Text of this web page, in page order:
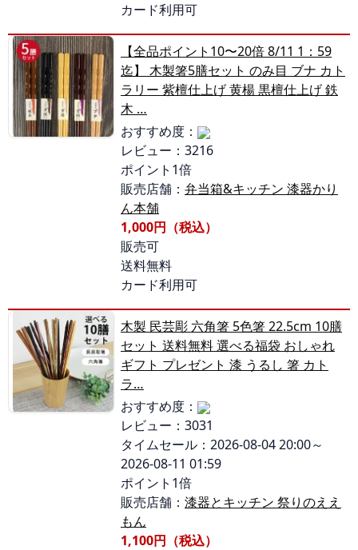
カード利用可
【全品ポイント10〜20倍 8/11 1：59
迄】 木製箸5膳セット のみ目 ブナ カト
ラリー 紫檀仕上げ 黄楊 黒檀仕上げ 鉄
木 …
おすすめ度：
レビュー：3216
ポイント1倍
販売店舗： 弁当箱&キッチン 漆器かり
ん本舗
1,000円（税込）
販売可
送料無料
カード利用可
木製 民芸彫 六角箸 5色箸 22.5cm 10膳
セット 送料無料 選べる福袋 おしゃれ
ギフト プレゼント 漆 うるし 箸 カト
ラ…
おすすめ度：
レビュー：3031
タイムセール：2026-08-04 20:00～
2026-08-11 01:59
ポイント1倍
販売店舗： 漆器とキッチン 祭りのええ
もん
1,100円（税込）